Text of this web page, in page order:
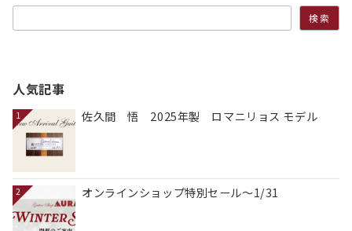
検索
人気記事
1 佐久間 悟 2025年製 ロマニリョス モデル
2 オンラインショップ特別セール～1/31